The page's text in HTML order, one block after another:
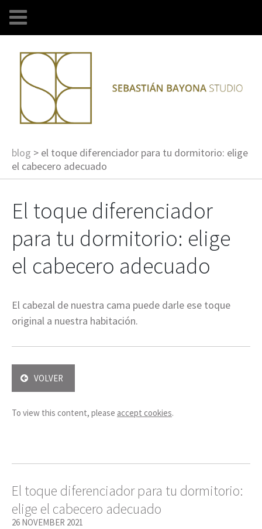
blog > el toque diferenciador para tu dormitorio: elige
el cabecero adecuado
El toque diferenciador
para tu dormitorio: elige
el cabecero adecuado
El cabezal de nuestra cama puede darle ese toque
original a nuestra habitación.
VOLVER
To view this content, please accept cookies.
El toque diferenciador para tu dormitorio:
elige el cabecero adecuado
26 NOVEMBER 2021